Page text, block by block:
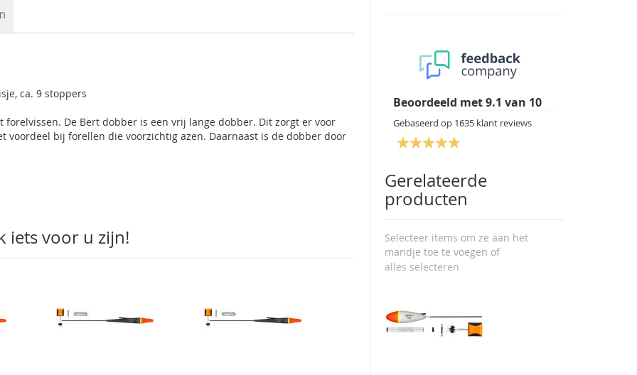
Beoordeeld met9.1 van 10
Gebaseerd op 1635 klant reviews
Gerelateerde
producten
Selecteer items om ze aan het
mandje toe te voegen of
alles selecteren
ca. 9 stoppers
De Bert dobber is een vrij lange dobber. Dit zorgt er voor
bij forellen die voorzichtig azen. Daarnaast is de dobber door
iets voor u zijn!